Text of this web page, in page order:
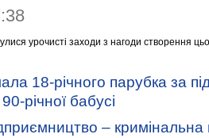
урочисті заходи з нагоди створення
18-річного парубка за
річної бабусі
– кримінальна